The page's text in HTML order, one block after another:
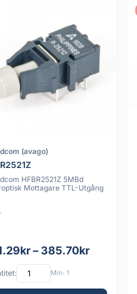
(avago)
HFBR2521Z 5MBd
Mottagare TTL-Utgång
– 385.70kr
Min: 1